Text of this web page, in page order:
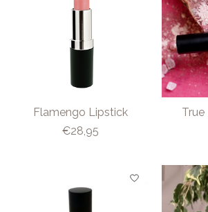
Flamengo Lipstick
€28,95